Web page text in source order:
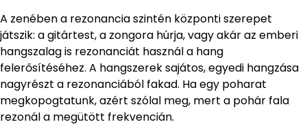
A zenében a rezonancia szintén központi szerepet
játszik: a gitártest, a zongora húrja, vagy akár az emberi
hangszalag is rezonanciát használ a hang
felerősítéséhez. A hangszerek sajátos, egyedi hangzása
nagyrészt a rezonanciából fakad. Ha egy poharat
megkopogtatunk, azért szólal meg, mert a pohár fala
rezonál a megütött frekvencián.